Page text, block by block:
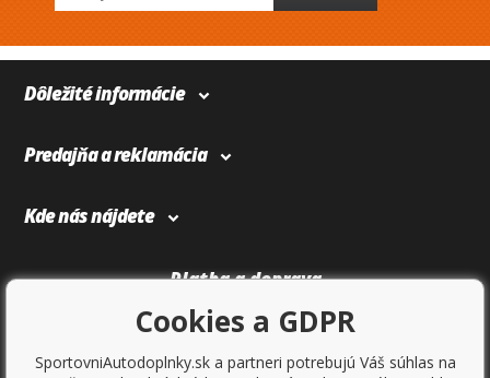
Dôležité informácie
Predajňa a reklamácia
Kde nás nájdete
Platba a doprava
Cookies a GDPR
SportovniAutodoplnky.sk a partneri potrebujú Váš súhlas na